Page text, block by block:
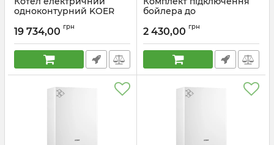
одноконтурний KOER
колір білий (KR5561)
Артикул: KR5561
19 734,00 грн
бойлера до
KOER KWH.ESet-01
Артикул: KR5564
2 430,00 грн